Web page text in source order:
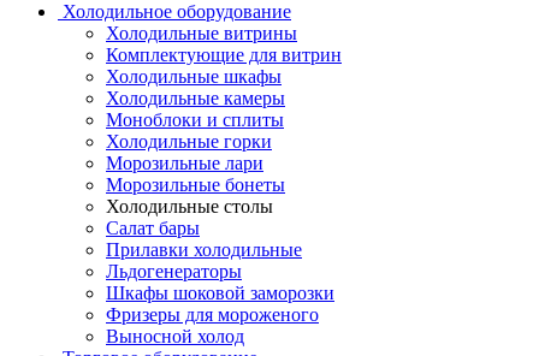
Холодильное оборудование
Холодильные витрины
Комплектующие для витрин
Холодильные шкафы
Холодильные камеры
Моноблоки и сплиты
Холодильные горки
Морозильные лари
Морозильные бонеты
Холодильные столы
Салат бары
Прилавки холодильные
Льдогенераторы
Шкафы шоковой заморозки
Фризеры для мороженого
Выносной холод